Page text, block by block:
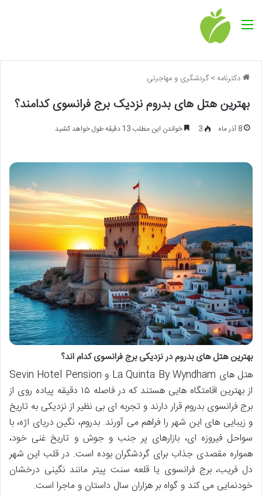
منو
دکترنامه >گردشگری و مهاجرتی
بهترین هتل های بدروم نزدیک برج فرانسوی کدامند؟
8 آذر ماه 3 خواندن این مطلب 13 دقیقه طول خواهد کشید
بهترین هتل های بدروم در نزدیکی برج فرانسوی کدام اند؟
هتل های La Quinta By Wyndham و Sevin Hotel Pension
از بهترین اقامتگاه هایی هستند که در فاصله ۱۵ دقیقه پیاده روی از
برج فرانسوی بدروم قرار دارند و تجربه ای بی نظیر از نزدیکی به تاریخ
و زیبایی های این شهر را فراهم می آورند. بدروم، نگین دریای اژه، با
سواحل فیروزه ای، بازارهای پر جنب و جوش و تاریخ غنی خود،
همواره مقصدی جذاب برای گردشگران بوده است. در قلب این شهر
دل فریب، برج فرانسوی یا قلعه سنت پیتر مانند نگینی درخشان
خودنمایی می کند و گواه بر هزاران سال داستان و ماجرا است.